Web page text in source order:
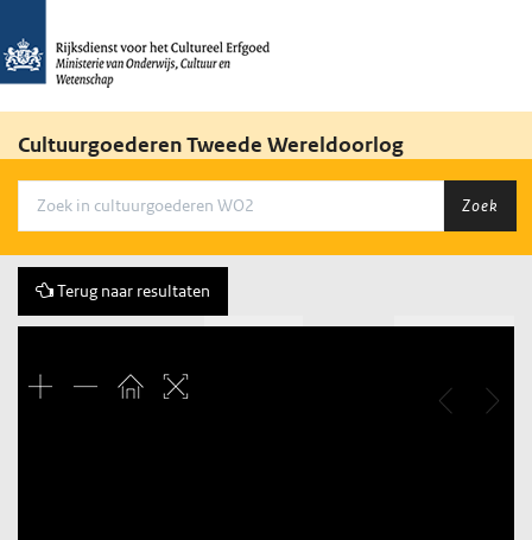
Cultuurgoederen Tweede Wereldoorlog
Zoek
Terug naar resultaten